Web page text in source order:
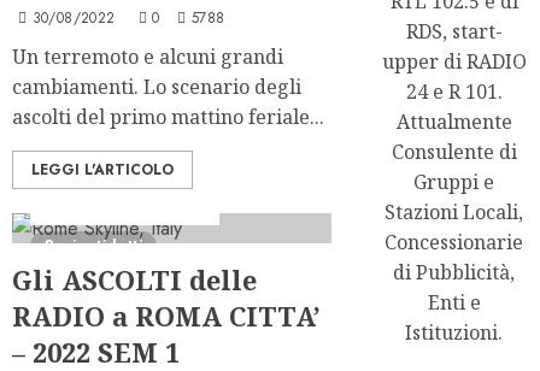
30/08/2022 0 5788
Un terremoto e alcuni grandi
cambiamenti. Lo scenario degli
ascolti del primo mattino feriale...
LEGGI L'ARTICOLO
2 minuti letti
Analisi Escl
Ascolti Radio
Gli ASCOLTI delle
RADIO a ROMA CITTA’
– 2022 SEM 1
RDS, start-
upper di RADIO
24 e R 101.
Attualmente
Consulente di
Gruppi e
Stazioni Locali,
Concessionarie
di Pubblicità,
Enti e
Istituzioni.